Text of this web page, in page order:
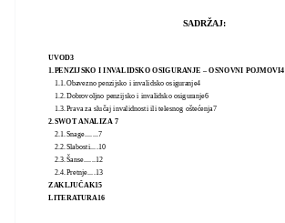
SADRŽAJ:
UVOD3
1.PENZIJSKO I INVALIDSKO OSIGURANJE – OSNOVNI POJMOVI4
1.1.Obavezno penzijsko i invalidsko osiguranje4
1.2.Dobrovoljno penzijsko i invalidsko osiguranje6
1.3.Prava za slučaj invalidnosti ili telesnog oštećenja7
2.SWOT ANALIZA 7
2.1.Snage.......7
2.2.Slabosti....10
2.3.Šanse......12
2.4.Pretnje....13
ZAKLJUČAK15
LITERATURА16